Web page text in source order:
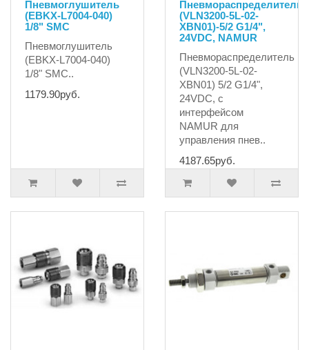
Пневмоглушитель
(EBKX-L7004-040)
1/8" SMC
Пневмоглушитель
(EBKX-L7004-040)
1/8" SMC..
1179.90руб.
Пневмораспределитель
(VLN3200-5L-02-
XBN01)-5/2 G1/4",
24VDC, NAMUR
Пневмораспределитель
(VLN3200-5L-02-
XBN01) 5/2 G1/4",
24VDC, с
интерфейсом
NAMUR для
управления пнев..
4187.65руб.